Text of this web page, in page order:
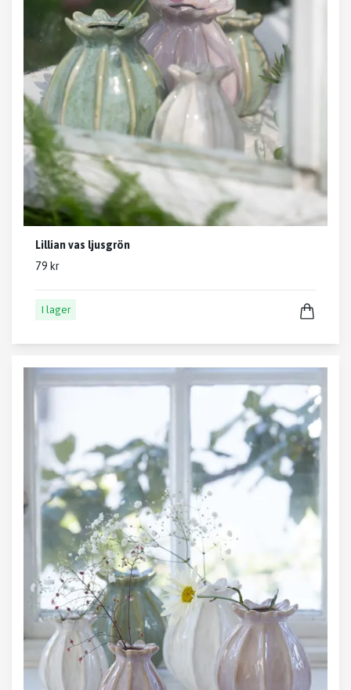
Lillian vas ljusgrön
79 kr
I lager